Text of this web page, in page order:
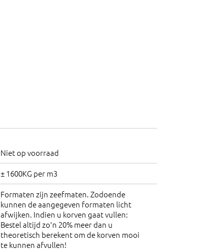
Niet op voorraad
± 1600KG per m3
Formaten zijn zeefmaten. Zodoende
kunnen de aangegeven formaten licht
afwijken. Indien u korven gaat vullen:
Bestel altijd zo'n 20% meer dan u
theoretisch berekent om de korven mooi
te kunnen afvullen!